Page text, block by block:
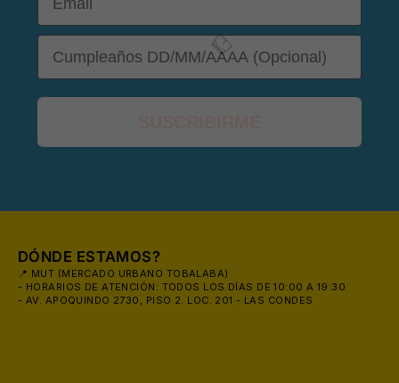
DOB
DÓNDE ESTAMOS?
📍 MUT (MERCADO URBANO TOBALABA)
- HORARIOS DE ATENCIÓN: TODOS LOS DÍAS DE 10:00 A 19:30
- AV. APOQUINDO 2730, PISO 2. LOC. 201 - LAS CONDES